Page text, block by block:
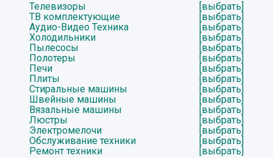
Телевизоры
[выбрать]
ТВ комплектующие
[выбрать]
Аудио-Видео Техника
[выбрать]
Холодильники
[выбрать]
Пылесосы
[выбрать]
Полотеры
[выбрать]
Печи
[выбрать]
Плиты
[выбрать]
Стиральные машины
[выбрать]
Швейные машины
[выбрать]
Вязальные машины
[выбрать]
Люстры
[выбрать]
Электромелочи
[выбрать]
Обслуживание техники
[выбрать]
Ремонт техники
[выбрать]